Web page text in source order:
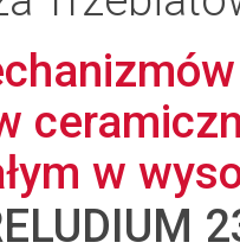
w